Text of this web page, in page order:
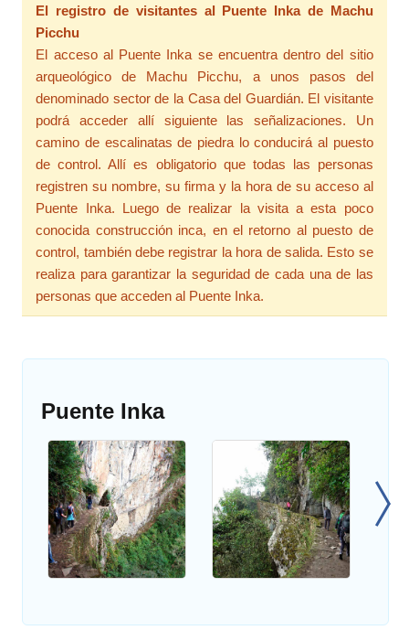
El registro de visitantes al Puente Inka de Machu
Picchu
El acceso al Puente Inka se encuentra dentro del sitio
arqueológico de Machu Picchu, a unos pasos del
denominado sector de la Casa del Guardián. El visitante
podrá acceder allí siguiente las señalizaciones. Un
camino de escalinatas de piedra lo conducirá al puesto
de control. Allí es obligatorio que todas las personas
registren su nombre, su firma y la hora de su acceso al
Puente Inka. Luego de realizar la visita a esta poco
conocida construcción inca, en el retorno al puesto de
control, también debe registrar la hora de salida. Esto se
realiza para garantizar la seguridad de cada una de las
personas que acceden al Puente Inka.
Puente Inka